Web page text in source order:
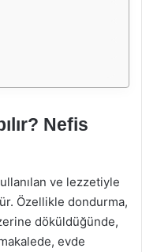
Nefis
ve lezzetiyle
Özellikle dondurma,
döküldüğünde,
evde